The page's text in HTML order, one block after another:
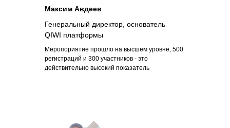
Максим Авдеев
Генеральный директор, основатель
QIWI платформы
Меропориятие прошло на высшем уровне, 500
регистраций и 300 участников - это
действительно высокий показатель